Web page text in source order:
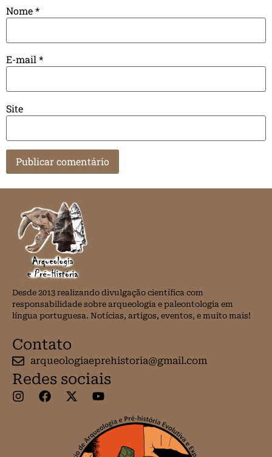
Nome*
E-mail *
Site
Desde 2013 realizando divulgação científica com
responsabilidade sobre arqueologia e paleontologia em
língua portuguesa. Notícias, artigos, eventos, e muito mais!
Contato
arqueologiaeprehistoria@gmail.com
Redes sociais